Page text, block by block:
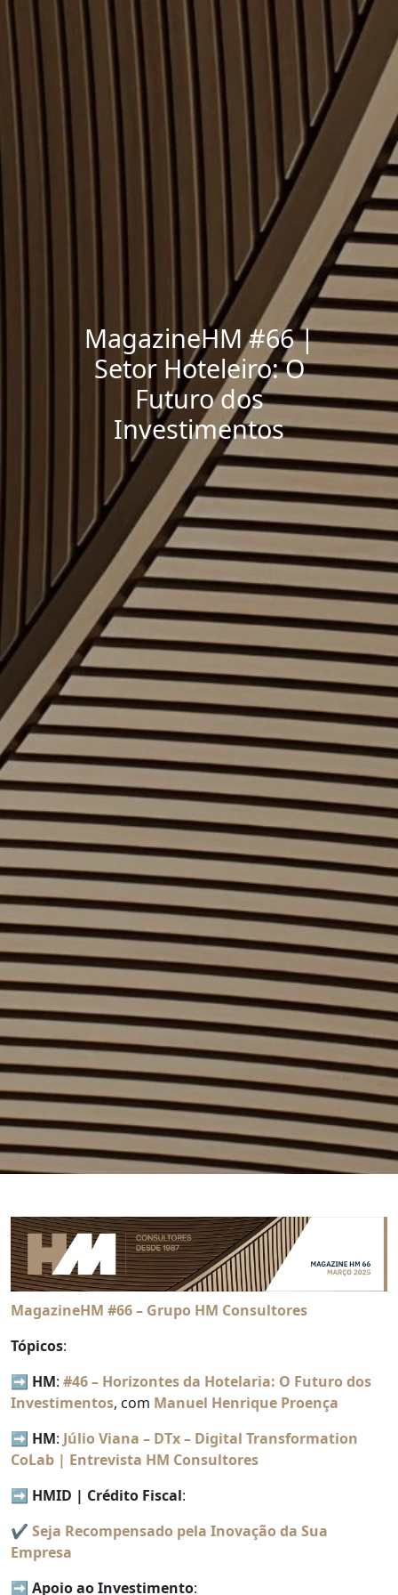
MagazineHM #66 |
Setor Hoteleiro: O
Futuro dos
Investimentos
MagazineHM #66 – Grupo HM Consultores
Tópicos:
➡️ HM: #46 – Horizontes da Hotelaria: O Futuro dos
Investimentos, com Manuel Henrique Proença
➡️ HM: Júlio Viana – DTx – Digital Transformation
CoLab | Entrevista HM Consultores
➡️ HMID | Crédito Fiscal:
✔️ Seja Recompensado pela Inovação da Sua
Empresa
➡️ Apoio ao Investimento: